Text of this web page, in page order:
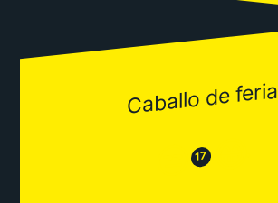
Caballo de feria
😒 17 😂